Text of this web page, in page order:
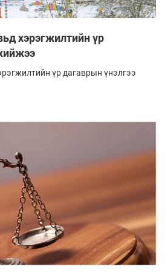
хэрэгжилтийн үр
үр дагаврын үнэлгээ